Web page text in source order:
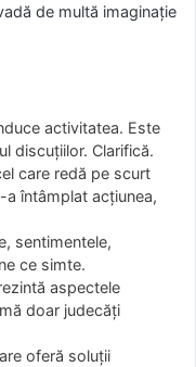
de multă imaginație
activitatea. Este
discuțiilor. Clarifică.
care redă pe scurt
întâmplat acţiunea,
sentimentele,
ce simte.
aspectele
doar judecăţi
oferă soluţii